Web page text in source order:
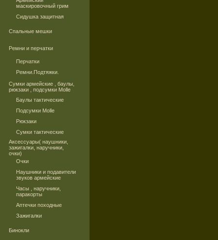
маскировочный грим
Сидушка защитная
Спальные мешки
Ремни и перчатки
Перчатки
Ремни.Подтяжки.
Сумки армейские , баулы,
рюкзаки , подсумки Molle
Баулы тактические
Подсумки Molle
Рюкзаки
Сумки тактические
Аксессуары( наушники,
зажигалки, наручники,
очки)
Очки
Наушники и подавители
звуков армейские
Часы , наручники,
паракорты
Аптечки походные
Зажигалки
Бинокли